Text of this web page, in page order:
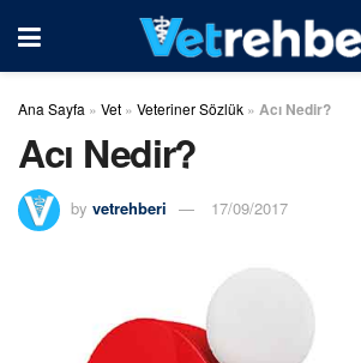
Ana Sayfa » Vet » Veteriner Sözlük » Acı Nedir?
Acı Nedir?
by vetrehberi 17/09/2017